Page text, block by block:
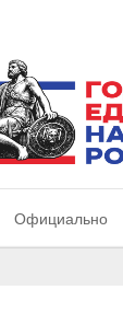
Официально